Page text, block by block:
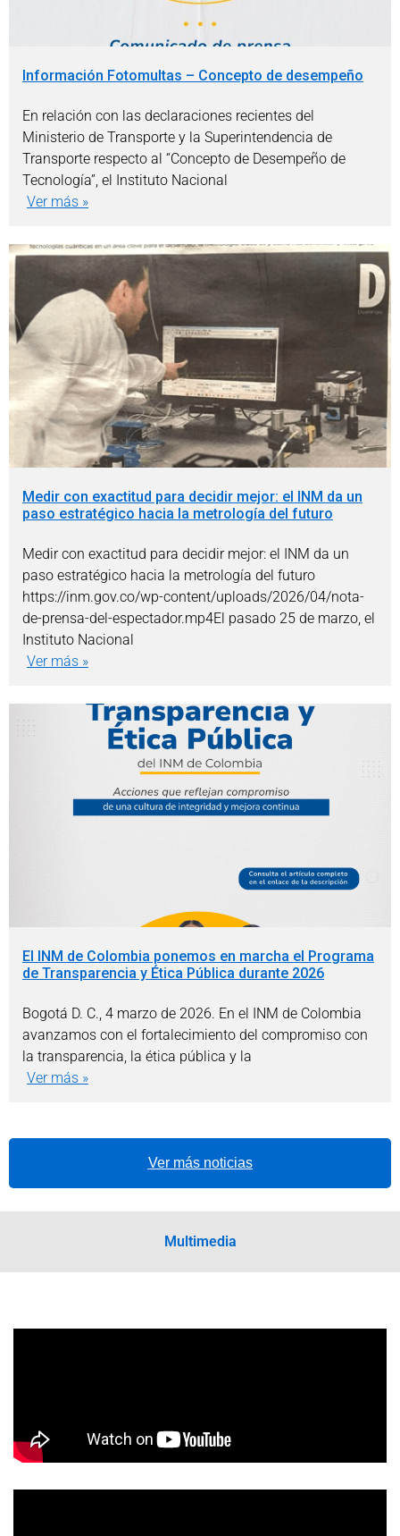
Información Fotomultas – Concepto de desempeño
En relación con las declaraciones recientes del
Ministerio de Transporte y la Superintendencia de
Transporte respecto al “Concepto de Desempeño de
Tecnología”, el Instituto Nacional
Ver más »
Medir con exactitud para decidir mejor: el INM da un
paso estratégico hacia la metrología del futuro
Medir con exactitud para decidir mejor: el INM da un
paso estratégico hacia la metrología del futuro
https://inm.gov.co/wp-content/uploads/2026/04/nota-
de-prensa-del-espectador.mp4El pasado 25 de marzo, el
Instituto Nacional
Ver más »
El INM de Colombia ponemos en marcha el Programa
de Transparencia y Ética Pública durante 2026
Bogotá D. C., 4 marzo de 2026. En el INM de Colombia
avanzamos con el fortalecimiento del compromiso con
la transparencia, la ética pública y la
Ver más »
Ver más noticias
Multimedia